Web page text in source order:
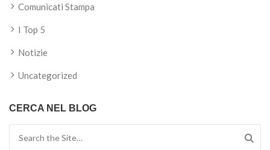
Comunicati Stampa
I Top 5
Notizie
Uncategorized
CERCA NEL BLOG